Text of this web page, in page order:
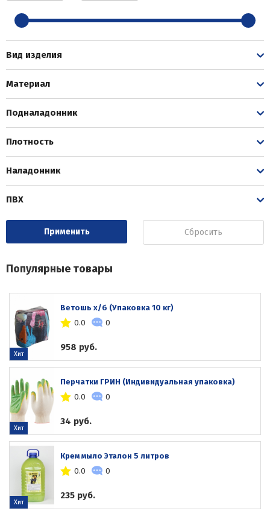
Вид изделия
Материал
Подналадонник
Плотность
Наладонник
ПВХ
Сбросить
Популярные товары
Ветошь х/б (Упаковка 10 кг)
0.0
0
958 руб.
Хит
Перчатки ГРИН (Индивидуальная упаковка)
0.0
0
34 руб.
Хит
Крем мыло Эталон 5 литров
0.0
0
235 руб.
Хит